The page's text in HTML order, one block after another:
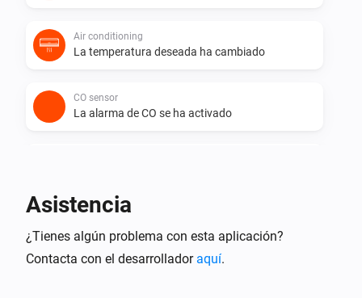
Air conditioning
La temperatura deseada ha cambiado
CO sensor
La alarma de CO se ha activado
El nivel de CO ha cambiado
Asistencia
¿Tienes algún problema con esta aplicación?
Contacta con el desarrollador aquí.